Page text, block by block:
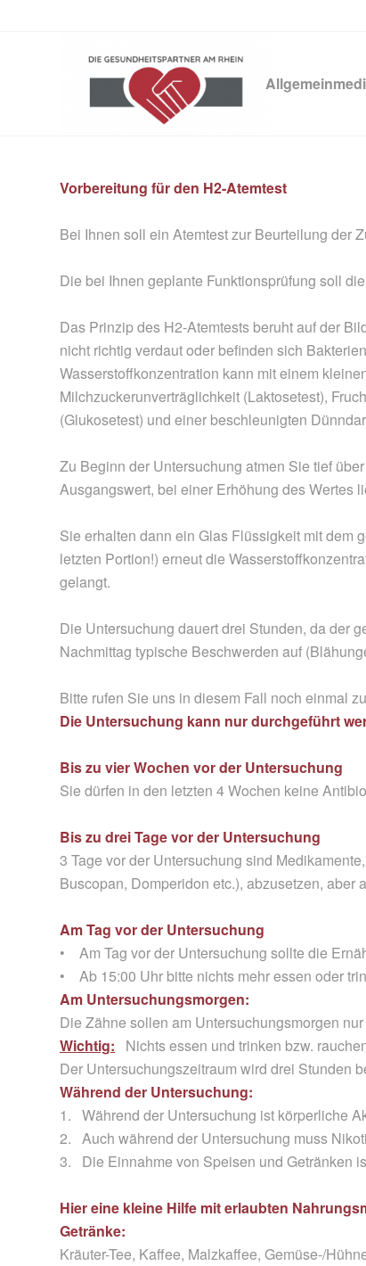
Vorbereitung für den H2-Atemtest
Bei Ihnen soll ein Atemtest zur Beurteilung der
Die bei Ihnen geplante Funktionsprüfung soll
Das Prinzip des H2-Atemtests beruht auf der
nicht richtig verdaut oder befinden sich
Wasserstoffkonzentration kann mit einem
Milchzuckerunverträglichkeit (Laktosetest),
(Glukosetest) und einer beschleunigten
Zu Beginn der Untersuchung atmen Sie tief
Ausgangswert, bei einer Erhöhung des Wertes
Sie erhalten dann ein Glas Flüssigkeit mit dem
letzten Portion!) erneut die
gelangt.
Die Untersuchung dauert drei Stunden, da der
Nachmittag typische Beschwerden auf
Bitte rufen Sie uns in diesem Fall noch einmal
Die Untersuchung kann nur durchgeführt
Bis zu vier Wochen vor der Untersuchung
Sie dürfen in den letzten 4 Wochen keine
Bis zu drei Tage vor der Untersuchung
3 Tage vor der Untersuchung sind
Buscopan, Domperidon etc.), abzusetzen,
Am Tag vor der Untersuchung
• Am Tag vor der Untersuchung sollte die
• Ab 15:00 Uhr bitte nichts mehr essen oder
Am Untersuchungsmorgen:
Die Zähne sollen am Untersuchungsmorgen
Wichtig: Nichts essen und trinken bzw.
Der Untersuchungszeitraum wird drei Stunden
Während der Untersuchung:
1. Während der Untersuchung ist körperliche
2. Auch während der Untersuchung muss
3. Die Einnahme von Speisen und Getränken
Hier eine kleine Hilfe mit erlaubten
Getränke:
Kräuter-Tee, Kaffee, Malzkaffee, Gemüse-/